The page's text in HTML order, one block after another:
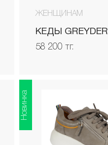
ЖЕНЩИНАМ
КЕДЫ GREYDER
58 200 тг.
Новинка